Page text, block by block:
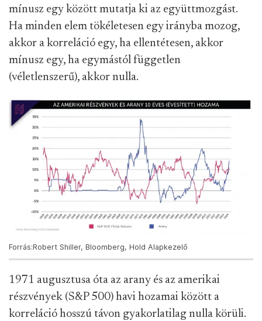
mínusz egy között mutatja ki az együttmozgást.
Ha minden elem tökéletesen egy irányba mozog,
akkor a korreláció egy, ha ellentétesen, akkor
mínusz egy, ha egymástól független
(véletlenszerű), akkor nulla.
Forrás:Robert Shiller, Bloomberg, Hold Alapkezelő
1971 augusztusa óta az arany és az amerikai
részvények (S&P 500) havi hozamai között a
korreláció hosszú távon gyakorlatilag nulla körüli.